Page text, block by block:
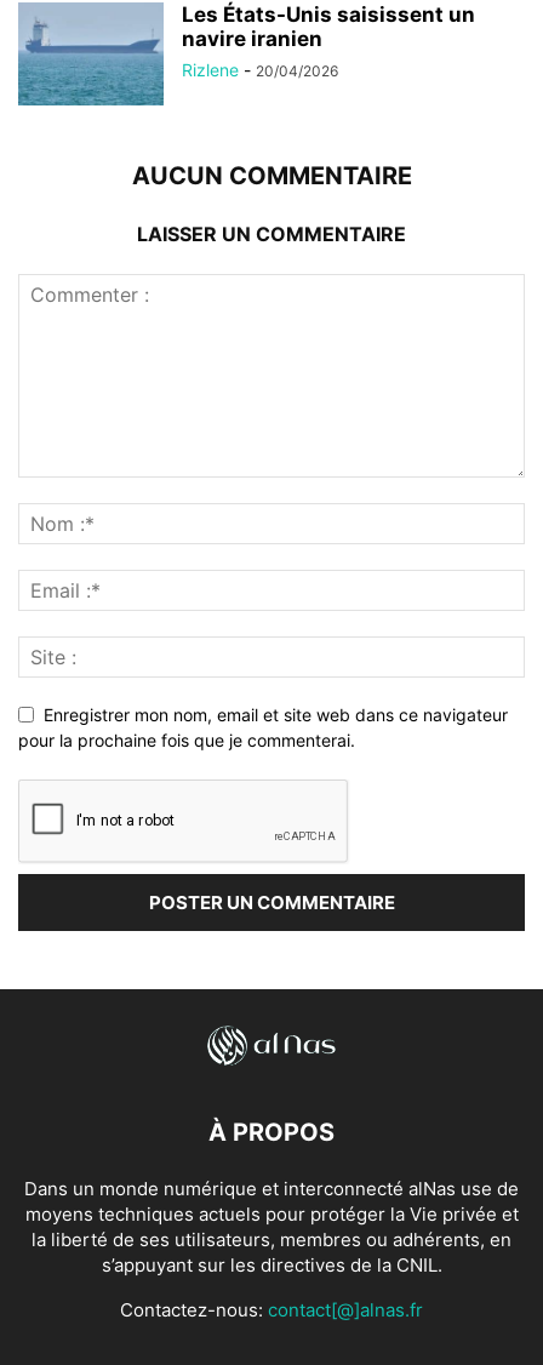
Les États-Unis saisissent un
navire iranien
Rizlene - 20/04/2026
AUCUN COMMENTAIRE
LAISSER UN COMMENTAIRE
Enregistrer mon nom, email et site web dans ce navigateur
pour la prochaine fois que je commenterai.
À PROPOS
Dans un monde numérique et interconnecté alNas use de
moyens techniques actuels pour protéger la Vie privée et
la liberté de ses utilisateurs, membres ou adhérents, en
s’appuyant sur les directives de la CNIL.
Contactez-nous: contact[@]alnas.fr